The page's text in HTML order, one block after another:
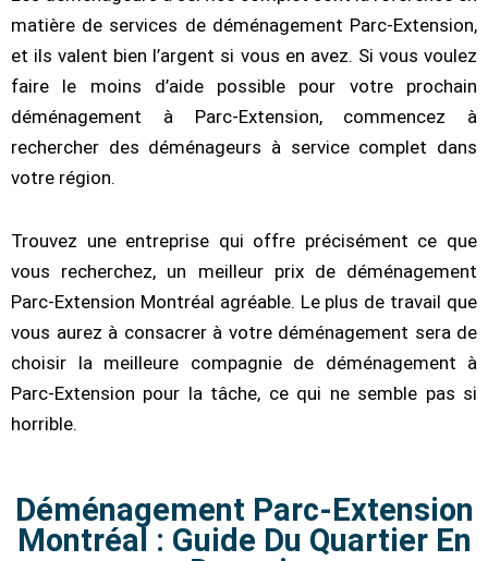
matière de services de déménagement Parc-Extension,
et ils valent bien l’argent si vous en avez. Si vous voulez
faire le moins d’aide possible pour votre prochain
déménagement à Parc-Extension, commencez à
rechercher des déménageurs à service complet dans
votre région.
Trouvez une entreprise qui offre précisément ce que
vous recherchez, un meilleur prix de déménagement
Parc-Extension Montréal agréable. Le plus de travail que
vous aurez à consacrer à votre déménagement sera de
choisir la meilleure compagnie de déménagement à
Parc-Extension pour la tâche, ce qui ne semble pas si
horrible.
Déménagement Parc-Extension
Montréal : Guide Du Quartier En